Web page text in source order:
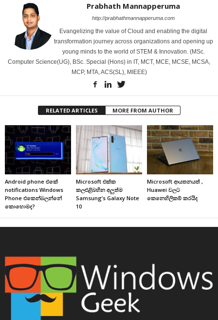
Prabhath Mannapperuma
http://prabhathmannapperuma.com
Evangelizing the value of Cloud and enabling the digital
transformation journey across organizations and opening up
young minds to the world of STEM & Innovation. (MSc.
Computer Science(UG), BSc. Special (Hons) in IT, MCT, MCE, MCSE, MCSA,
MCP, MTA, ACS(SL), MIEEE)
RELATED ARTICLES MORE FROM AUTHOR
Android phone එකේ
notifications Windows
Phone එකෙන්බලන්නේ
කොහොමද?
Microsoft එක්ක
කලඑළිබහින අලුත්ම
Samsung’s Galaxy Note
10
Microsoft ආයතනයත් ,
Huawei වලට
කෙනෙහිලිකම් කරයිද